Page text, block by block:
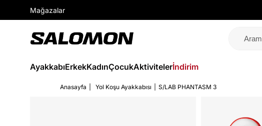
Mağazalar
AyakkabıErkekKadınÇocukAktivitelerİndirim
Anasayfa Yol Koşu Ayakkabısı S/LAB PHANTASM 3